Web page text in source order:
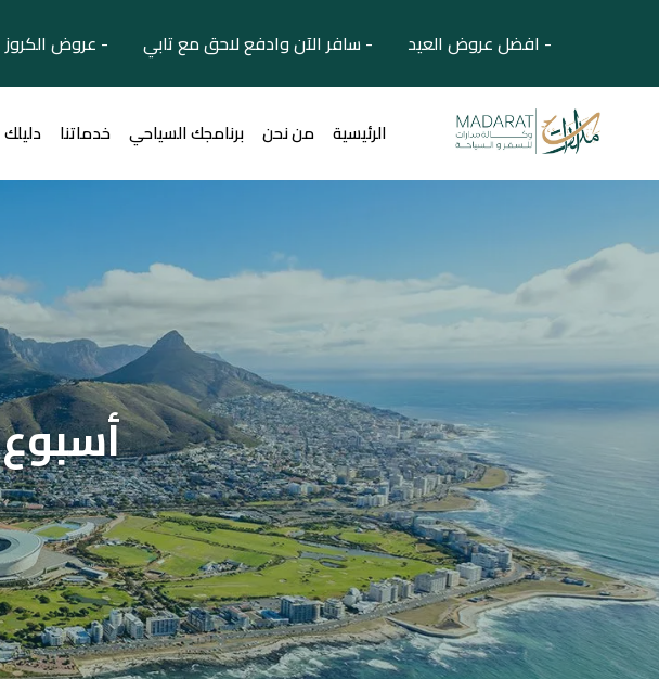
- افضل عروض العيد - سافر الآن وادفع لاحق مع تابي - عروض الكروز
الرئيسية من نحن برنامجك السياحي خدماتنا